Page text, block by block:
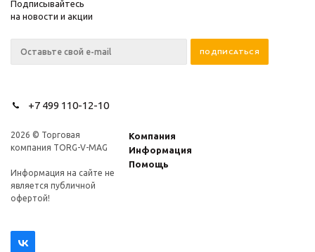
Подписывайтесь
на новости и акции
+7 499 110-12-10
2026 © Торговая
компания TORG-V-MAG
Информация на сайте не
является публичной
офертой!
Компания
Информация
Помощь